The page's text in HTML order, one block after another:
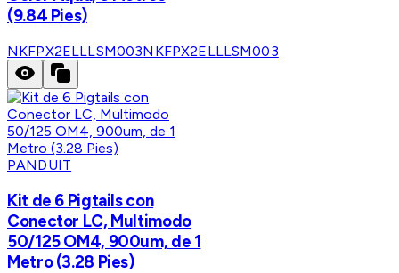
(9.84 Pies)
NKFPX2ELLLSM003NKFPX2ELLLSM003
PANDUIT
Kit de 6 Pigtails con
Conector LC, Multimodo
50/125 OM4, 900um, de 1
Metro (3.28 Pies)